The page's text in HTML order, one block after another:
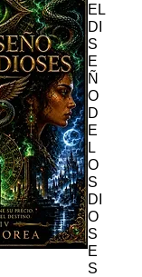
EL
DI
S
E
Ñ
O
D
E
L
O
S
DI
O
S
E
S